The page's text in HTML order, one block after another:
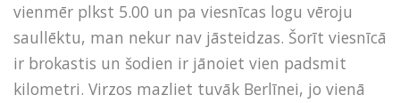
vienmēr plkst 5.00 un pa viesnīcas logu vēroju
saullēktu, man nekur nav jāsteidzas. Šorīt viesnīcā
ir brokastis un šodien ir jānoiet vien padsmit
kilometri. Virzos mazliet tuvāk Berlīnei, jo vienā